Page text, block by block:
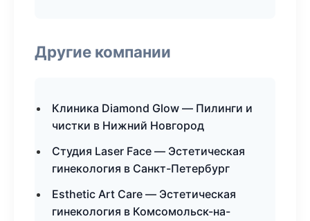
Другие компании
Клиника Diamond Glow — Пилинги и
чистки в Нижний Новгород
Студия Laser Face — Эстетическая
гинекология в Санкт-Петербург
Esthetic Art Care — Эстетическая
гинекология в Комсомольск-на-